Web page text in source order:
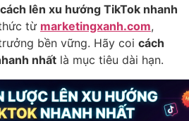
cách lên xu hướng TikTok nhanh
từ marketingxanh.com,
bền vững. Hãy coi cách
nhất là mục tiêu dài hạn.